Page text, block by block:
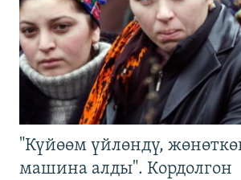
"Күйөөм үйлөндү,
машина алды". Кордолгон